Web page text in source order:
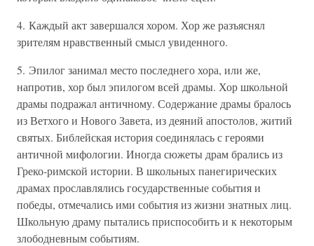
4. Каждый акт завершался хором. Хор же разъяснял
зрителям нравственный смысл увиденного.
5. Эпилог занимал место последнего хора, или же,
напротив, хор был эпилогом всей драмы. Хор школьной
драмы подражал античному. Содержание драмы бралось
из Ветхого и Нового Завета, из деяний апостолов, житий
святых. Библейская история соединялась с героями
античной мифологии. Иногда сюжеты драм брались из
Греко-римской истории. В школьных панегирических
драмах прославлялись государственные события и
победы, отмечались ими события из жизни знатных лиц.
Школьную драму пытались приспособить и к некоторым
злободневным событиям.